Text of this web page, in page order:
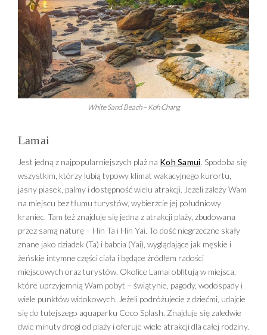
White Sand Beach – Koh Chang
Lamai
Jest jedną z najpopularniejszych plaż na Koh Samui. Spodoba się
wszystkim, którzy lubią typowy klimat wakacyjnego kurortu,
jasny piasek, palmy i dostępność wielu atrakcji. Jeżeli zależy Wam
na miejscu bez tłumu turystów, wybierzcie jej południowy
kraniec. Tam też znajduje się jedna z atrakcji plaży, zbudowana
przez samą naturę – Hin Ta i Hin Yai. To dość niegrzeczne skały
znane jako dziadek (Ta) i babcia (Yai), wyglądające jak męskie i
żeńskie intymne części ciała i będące źródłem radości
miejscowych oraz turystów. Okolice Lamai obfitują w miejsca,
które uprzyjemnią Wam pobyt – świątynie, pagody, wodospady i
wiele punktów widokowych. Jeżeli podróżujecie z dziećmi, udajcie
się do tutejszego aquaparku Coco Splash. Znajduje się zaledwie
dwie minuty drogi od plaży i oferuje wiele atrakcji dla całej rodziny.